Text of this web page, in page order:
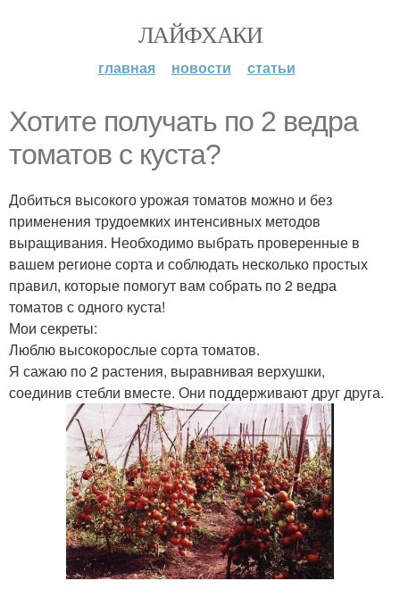
ЛАЙФХАКИ
главная новости статьи
Хотите получать по 2 ведра
томатов с куста?
Добиться высокого урожая томатов можно и без
применения трудоемких интенсивных методов
выращивания. Необходимо выбрать проверенные в
вашем регионе сорта и соблюдать несколько простых
правил, которые помогут вам собрать по 2 ведра
томатов с одного куста!
Мои секреты:
Люблю высокорослые сорта томатов.
Я сажаю по 2 растения, выравнивая верхушки,
соединив стебли вместе. Они поддерживают друг друга.